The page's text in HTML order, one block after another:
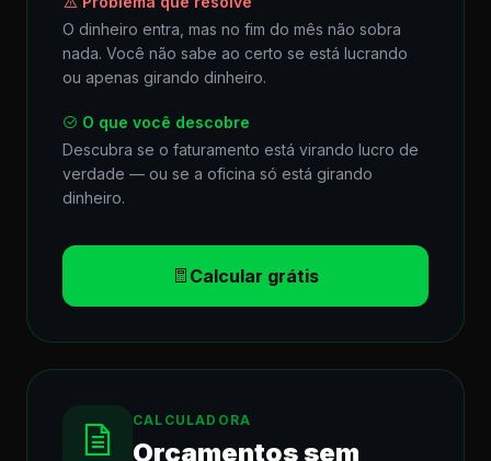
O dinheiro entra, mas no fim do mês não sobra
nada. Você não sabe ao certo se está lucrando
ou apenas girando dinheiro.
O que você descobre
Descubra se o faturamento está virando lucro de
verdade — ou se a oficina só está girando
dinheiro.
Calcular grátis
CALCULADORA
Orçamentos sem